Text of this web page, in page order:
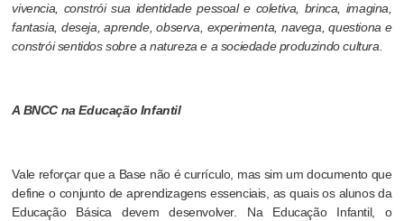
vivencia, constrói sua identidade pessoal e coletiva, brinca, imagina,
fantasia, deseja, aprende, observa, experimenta, navega, questiona e
constrói sentidos sobre a natureza e a sociedade produzindo cultura.
A BNCC na Educação Infantil
Vale reforçar que a Base não é currículo, mas sim um documento que
define o conjunto de aprendizagens essenciais, as quais os alunos da
Educação Básica devem desenvolver. Na Educação Infantil, o